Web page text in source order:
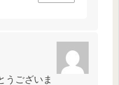
うございま